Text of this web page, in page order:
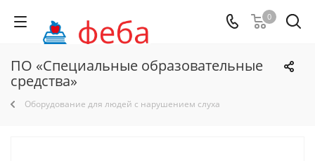
0
ПО «Специальные образовательные
средства»
Оборудование для людей с нарушением слуха